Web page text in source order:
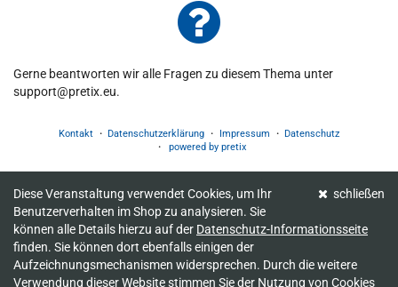
Gerne beantworten wir alle Fragen zu diesem Thema unter
support@pretix.eu.
Kontakt Datenschutzerklärung Impressum
Datenschutz
powered by pretix
schließen
Diese Veranstaltung verwendet Cookies, um Ihr
Benutzerverhalten im Shop zu analysieren. Sie
können alle Details hierzu auf der Datenschutz-Informationsseite
finden. Sie können dort ebenfalls einigen der
Aufzeichnungsmechanismen widersprechen. Durch die weitere
Verwendung dieser Website stimmen Sie der Nutzung von Cookies